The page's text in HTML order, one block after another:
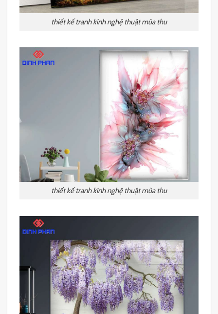
thiết kế tranh kính nghệ thuật mùa thu
thiết kế tranh kính nghệ thuật mùa thu